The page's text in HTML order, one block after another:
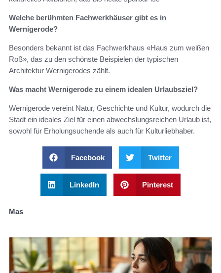
Welche berühmten Fachwerkhäuser gibt es in
Wernigerode?
Besonders bekannt ist das Fachwerkhaus «Haus zum weißen
Roß», das zu den schönste Beispielen der typischen
Architektur Wernigerodes zählt.
Was macht Wernigerode zu einem idealen Urlaubsziel?
Wernigerode vereint Natur, Geschichte und Kultur, wodurch die
Stadt ein ideales Ziel für einen abwechslungsreichen Urlaub ist,
sowohl für Erholungsuchende als auch für Kulturliebhaber.
Facebook Twitter
LinkedIn Pinterest
Mas